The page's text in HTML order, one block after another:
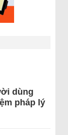
dùng
pháp lý